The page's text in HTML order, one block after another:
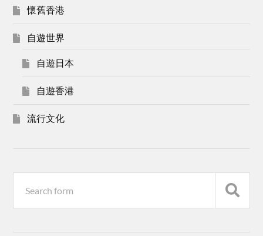
懷舊香港
自遊世界
自遊日本
自遊香港
流行文化